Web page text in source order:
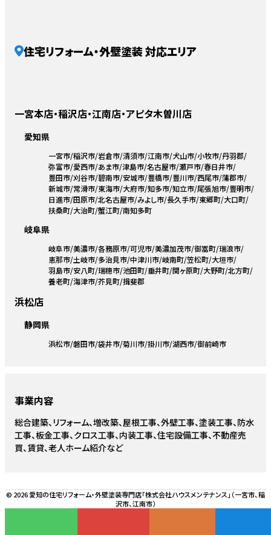
住宅リフォーム・外壁塗装 対応エリア
一宮本店・稲沢店・江南店・アピタ木曽川店
愛知県
一宮市 稲沢市 岩倉市 清須市 江南市 犬山市 小牧市 丹羽郡
弥富市 愛西市 あま市 津島市 名古屋市 瀬戸市 春日井市
豊田市 刈谷市 碧南市 安城市 豊橋市 豊川市 西尾市 蒲郡市
新城市 常滑市 東海市 大府市 知多市 知立市 尾張旭市 豊明市
日進市 田原市 北名古屋市 みよし市 長久手市 東郷町 大口町
扶桑町 大治町 蟹江町 南知多町
岐阜県
岐阜市 美濃市 各務原市 可児市 美濃加茂市 御嵩町 瑞浪市
恵那市 土岐市 多治見市 中津川市 岐南町 笠松町 大垣市
羽島市 安八町 瑞穂市 池田町 垂井町 関ヶ原町 大野町 北方町
養老町 海津市 芥見町 揖斐郡
浜松店
静岡県
浜松市 磐田市 袋井市 菊川市 掛川市 湖西市 御前崎市
事業内容
総合建築、リフォーム、増改築、屋根工事、外壁工事、塗装工事、防水
工事、板金工事、クロス工事、内装工事、住宅設備工事、不動産売
買、賃貸、老人ホーム紹介など
© 2026 愛知の住宅リフォーム・外壁塗装専門店「株式会社ハウスメンテナンス」（一宮市、稲
沢市、江南市）